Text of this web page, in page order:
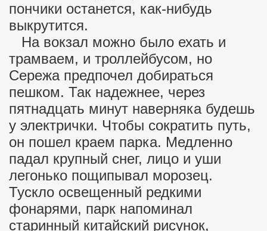
пончики останется, как-нибудь
выкрутится.
На вокзал можно было ехать и
трамваем, и троллейбусом, но
Сережа предпочел добираться
пешком. Так надежнее, через
пятнадцать минут наверняка будешь
у электрички. Чтобы сократить путь,
он пошел краем парка. Медленно
падал крупный снег, лицо и уши
легонько пощипывал морозец.
Тускло освещенный редкими
фонарями, парк напоминал
старинный китайский рисунок,